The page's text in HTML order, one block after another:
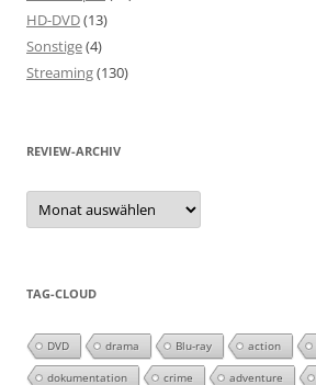
HD-DVD(13)
Sonstige(4)
Streaming(130)
REVIEW-ARCHIV
Review-
Archiv
TAG-CLOUD
DVD drama Blu-ray action
dokumentation crime adventure